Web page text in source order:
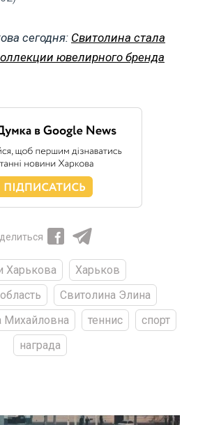
сегодня: Свитолина стала
ювелирного бренда
Харькова
Харьков
Свитолина Элина
Михайловна
теннис
спорт
награда